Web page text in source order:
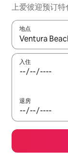
上爱彼迎预订
地点
如有搜索结果
入住
退房